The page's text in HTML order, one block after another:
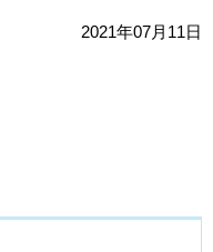
2021年07月11日